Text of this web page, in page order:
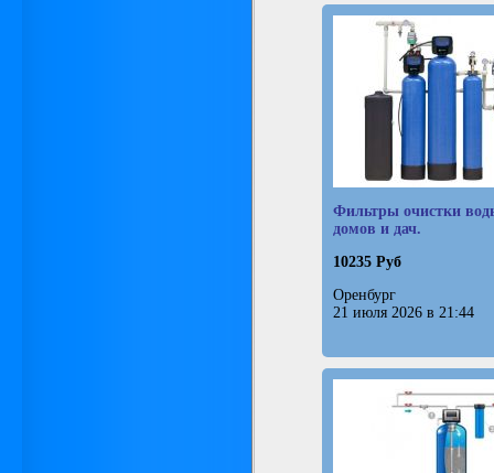
Фильтры очистки
домов и дач.
10235 Руб
Оренбург
21 июля 2026 в 21:44